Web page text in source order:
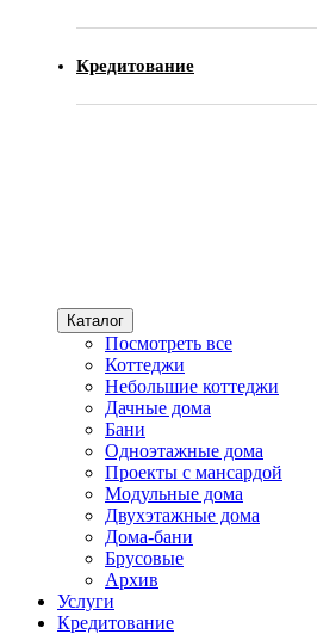
Кредитование
Каталог
Посмотреть все
Коттеджи
Небольшие коттеджи
Дачные дома
Бани
Одноэтажные дома
Проекты с мансардой
Модульные дома
Двухэтажные дома
Дома-бани
Брусовые
Архив
Услуги
Кредитование